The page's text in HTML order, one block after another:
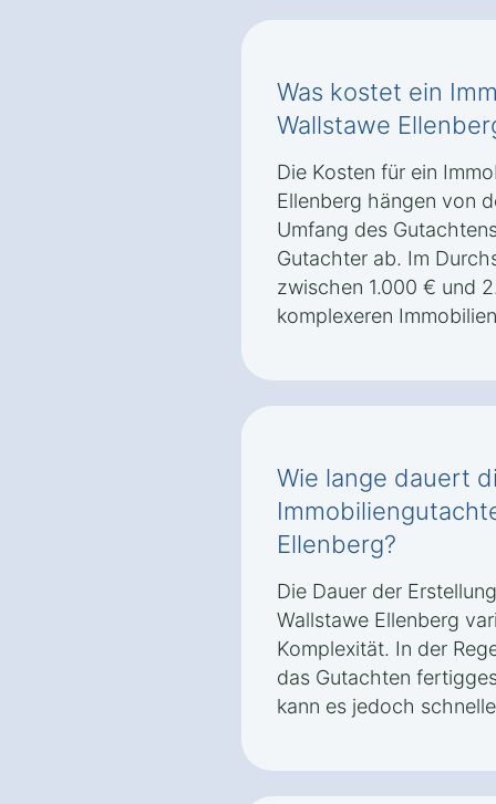
Was kostet ein
Wallstawe
Die Kosten für ein
Ellenberg hängen von
Umfang des
Gutachter ab. Im
zwischen 1.000 € und
komplexeren
Wie lange dauert
Ellenberg?
Die Dauer der
Wallstawe Ellenberg
Komplexität. In der
das Gutachten
kann es jedoch